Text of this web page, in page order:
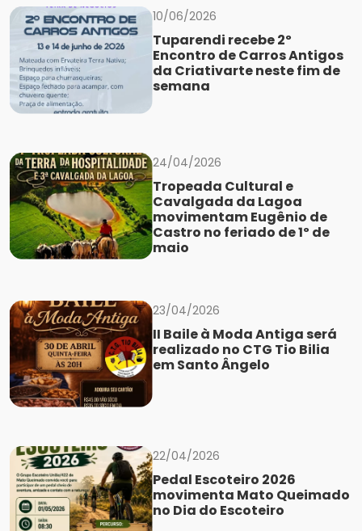
10/06/2026
Tuparendi recebe 2º
Encontro de Carros Antigos
da Criativarte neste fim de
semana
24/04/2026
Tropeada Cultural e
Cavalgada da Lagoa
movimentam Eugênio de
Castro no feriado de 1º de
maio
23/04/2026
II Baile à Moda Antiga será
realizado no CTG Tio Bilia
em Santo Ângelo
22/04/2026
Pedal Escoteiro 2026
movimenta Mato Queimado
no Dia do Escoteiro